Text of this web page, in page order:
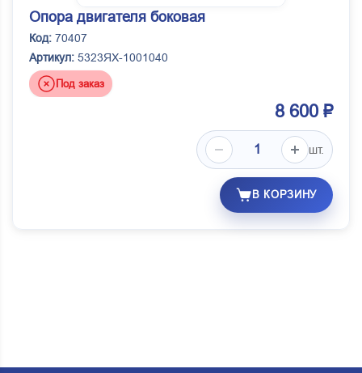
Опора двигателя боковая
Код: 70407
Артикул: 5323ЯХ-1001040
Под заказ
8 600 ₽
шт.
В КОРЗИНУ